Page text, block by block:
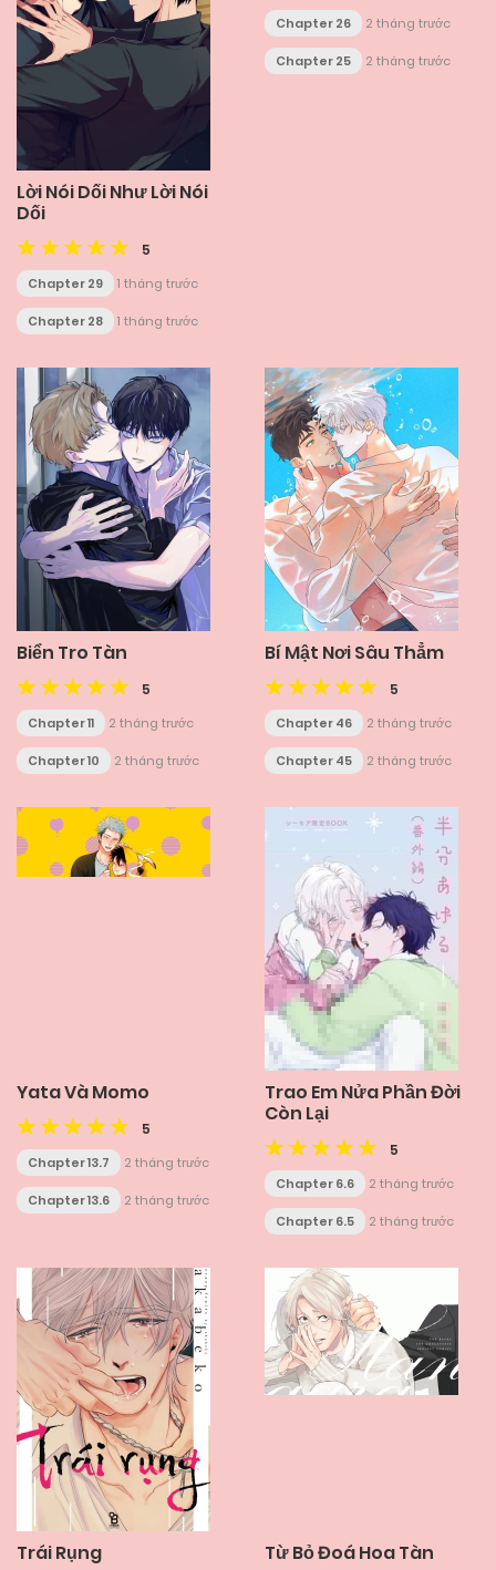
Lời Nói Dối Như Lời Nói
Dối
5
Chapter 29 1 tháng trước
Chapter 28 1 tháng trước
Chapter 26 2 tháng trước
Chapter 25 2 tháng trước
Biển Tro Tàn
5
Chapter 11 2 tháng trước
Chapter 10 2 tháng trước
Bí Mật Nơi Sâu Thẳm
5
Chapter 46 2 tháng trước
Chapter 45 2 tháng trước
Yata Và Momo
5
Chapter 13.7 2 tháng trước
Chapter 13.6 2 tháng trước
Trao Em Nửa Phần Đời
Còn Lại
5
Chapter 6.6 2 tháng trước
Chapter 6.5 2 tháng trước
Trái Rụng Từ Bỏ Đoá Hoa Tàn